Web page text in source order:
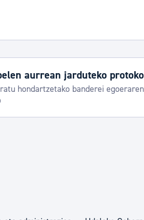
aurrean jarduteko
hondartzetako banderei